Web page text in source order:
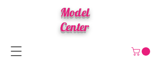
Model
Center